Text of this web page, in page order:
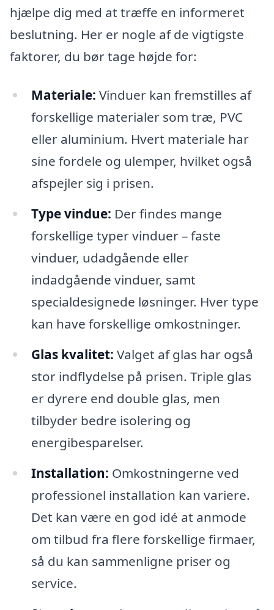
hjælpe dig med at træffe en informeret
beslutning. Her er nogle af de vigtigste
faktorer, du bør tage højde for:
Materiale: Vinduer kan fremstilles af
forskellige materialer som træ, PVC
eller aluminium. Hvert materiale har
sine fordele og ulemper, hvilket også
afspejler sig i prisen.
Type vindue: Der findes mange
forskellige typer vinduer – faste
vinduer, udadgående eller
indadgående vinduer, samt
specialdesignede løsninger. Hver type
kan have forskellige omkostninger.
Glas kvalitet: Valget af glas har også
stor indflydelse på prisen. Triple glas
er dyrere end double glas, men
tilbyder bedre isolering og
energibesparelser.
Installation: Omkostningerne ved
professionel installation kan variere.
Det kan være en god idé at anmode
om tilbud fra flere forskellige firmaer,
så du kan sammenligne priser og
service.